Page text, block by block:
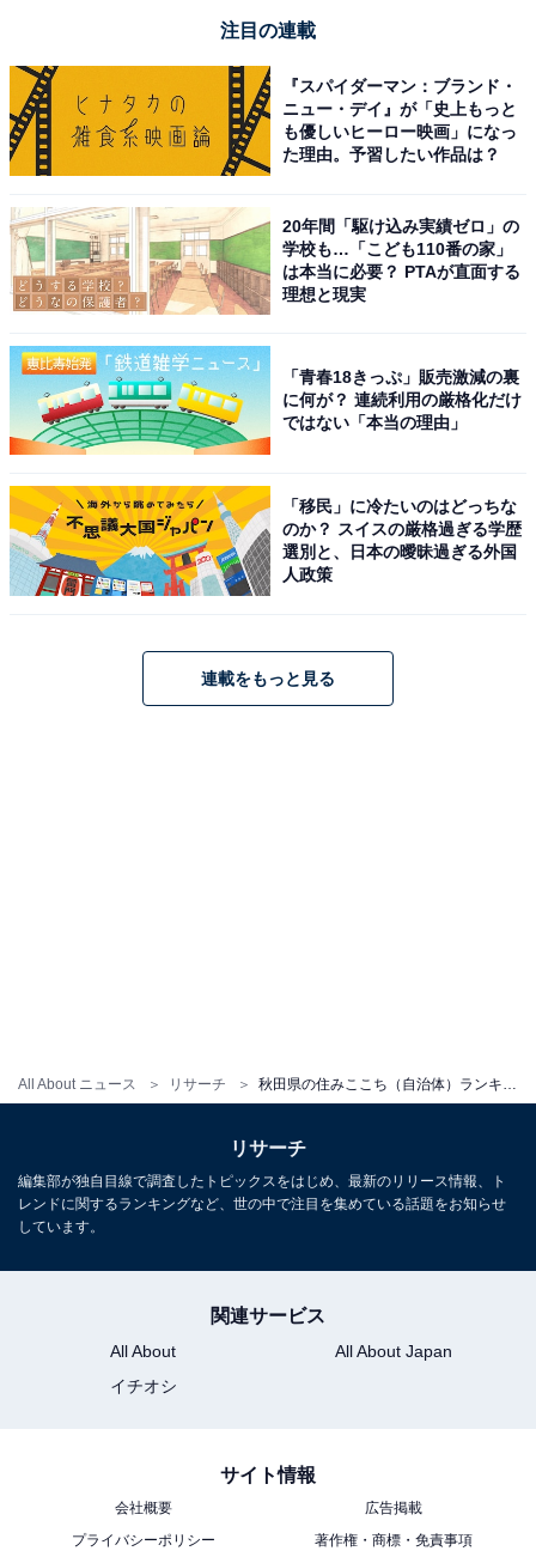
All About ニュース リサーチ
1位：安定の人気！緑豊かな都市「秋田市」
秋田県のほぼ中央に位置する「秋田市」。古くから米ど
ころとして名高く、日本酒の産地としても知られていま
す。市内には陸・海・空の交通機関が充実。幅広い世代
が暮らしやすい環境が整っています。居住者コメントを
見ると「小学校・中学校・養護学校と学校が近くにある
ので環境が整っている。子どもたちに影響や刺激を与え
る店などもなく、通学路の街並みもとてもきれいです」
と、教育環境も整っていることが分かります。
＞5位までの全ランキング結果を見る
【おすすめ記事】
宮城県の住みここち（自治体）ランキング！ 2位「仙台
市太白区」、1位は？
・プレスリリース
注目の連載
『スパイダーマン：ブランド・
ニュー・デイ』が「史上もっと
も優しいヒーロー映画」になっ
た理由。予習したい作品は？
20年間「駆け込み実績ゼロ」の
学校も…「こども110番の家」
は本当に必要？ PTAが直面する
理想と現実
「青春18きっぷ」販売激減の裏
に何が？ 連続利用の厳格化だけ
ではない「本当の理由」
「移民」に冷たいのはどっちな
のか？ スイスの厳格過ぎる学歴
選別と、日本の曖昧過ぎる外国
人政策
連載をもっと見る
リサーチ
編集部が独自目線で調査したトピックスをはじめ、最新のリリース情報、ト
レンドに関するランキングなど、世の中で注目を集めている話題をお知らせ
しています。
関連サービス
All About
All About Japan
イチオシ
サイト情報
会社概要
広告掲載
プライバシーポリシー
著作権・商標・免責事項